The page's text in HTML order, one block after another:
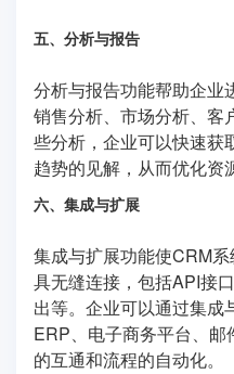
五、分析与报告
分析与报告功能帮助企业
销售分析、市场分析、客
些分析，企业可以快速获
趋势的见解，从而优化资
六、集成与扩展
集成与扩展功能使CRM
具无缝连接，包括API接
出等。企业可以通过集成
ERP、电子商务平台、
的互通和流程的自动化。